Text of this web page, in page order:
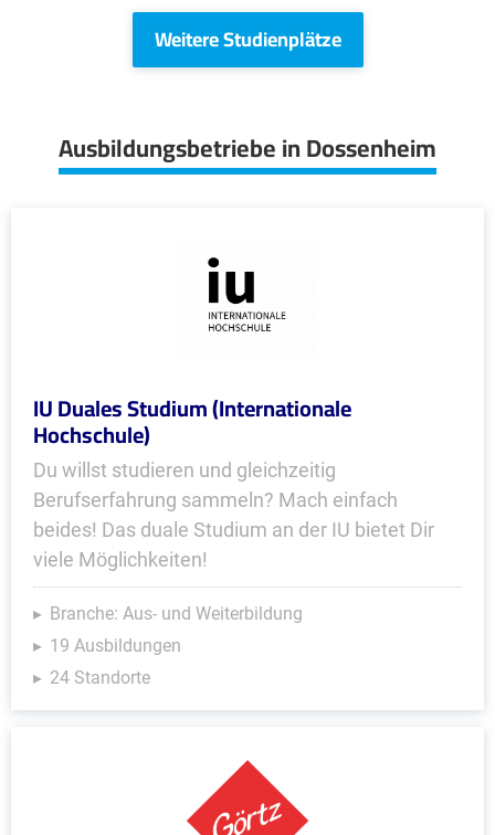
Weitere Studienplätze
Ausbildungsbetriebe in Dossenheim
IU Duales Studium (Internationale
Hochschule)
Du willst studieren und gleichzeitig
Berufserfahrung sammeln? Mach einfach
beides! Das duale Studium an der IU bietet Dir
viele Möglichkeiten!
Branche: Aus- und Weiterbildung
19 Ausbildungen
24 Standorte